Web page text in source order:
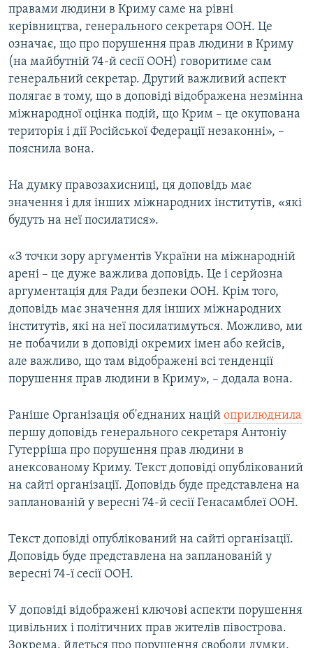
правами людини в Криму саме на рівні
керівництва, генерального секретаря ООН. Це
означає, що про порушення прав людини в Криму
(на майбутній 74-й сесії ООН) говоритиме сам
генеральний секретар. Другий важливий аспект
полягає в тому, що в доповіді відображена незмінна
міжнародної оцінка подій, що Крим – це окупована
територія і дії Російської Федерації незаконні», –
пояснила вона.
На думку правозахисниці, ця доповідь має
значення і для інших міжнародних інститутів, «які
будуть на неї посилатися».
«З точки зору аргументів України на міжнародній
арені – це дуже важлива доповідь. Це і серйозна
аргументація для Ради безпеки ООН. Крім того,
доповідь має значення для інших міжнародних
інститутів, які на неї посилатимуться. Можливо, ми
не побачили в доповіді окремих імен або кейсів,
але важливо, що там відображені всі тенденції
порушення прав людини в Криму», – додала вона.
Раніше Організація об'єднаних націй оприлюднила
першу доповідь генерального секретаря Антоніу
Гутерріша про порушення прав людини в
анексованому Криму. Текст доповіді опублікований
на сайті організації. Доповідь буде представлена на
запланованій у вересні 74-й сесії Генасамблеї ООН.
Текст доповіді опублікований на сайті організації.
Доповідь буде представлена на запланованій у
вересні 74-ї сесії ООН.
У доповіді відображені ключові аспекти порушення
цивільних і політичних прав жителів півострова.